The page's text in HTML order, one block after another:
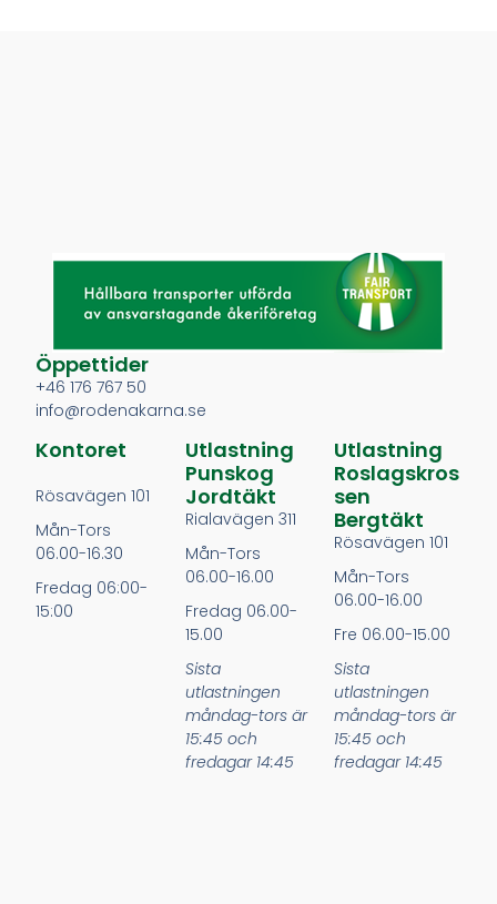
Öppettider
+46 176 767 50
info@rodenakarna.se
Kontoret
Rösavägen 101
Mån-Tors
06.00-16.30
Fredag 06:00-
15:00
Utlastning
Punskog
Jordtäkt
Rialavägen 311
Mån-Tors
06.00-16.00
Fredag 06.00-
15.00
Sista
utlastningen
måndag-tors är
15:45 och
fredagar 14:45
Utlastning
Roslagskros
Sen
Bergtäkt
Rösavägen 101
Mån-Tors
06.00-16.00
Fre 06.00-15.00
Sista
utlastningen
måndag-tors är
15:45 och
fredagar 14:45